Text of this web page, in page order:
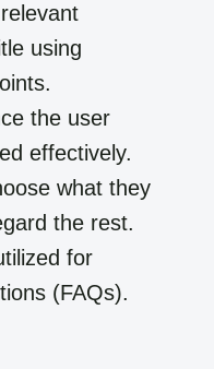
using
the user
effectively.
what they
the rest.
for
(FAQs).